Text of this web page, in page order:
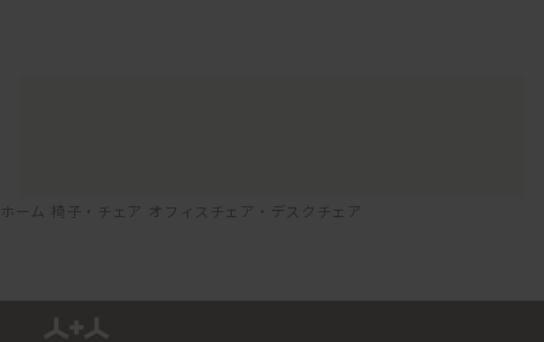
ホーム 椅子・チェア オフィスチェア・デスクチェア